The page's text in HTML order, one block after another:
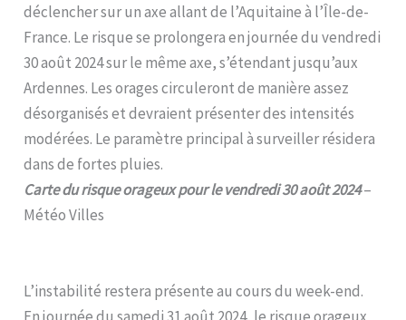
déclencher sur un axe allant de l’Aquitaine à l’Île-de-
France. Le risque se prolongera en journée du vendredi
30 août 2024 sur le même axe, s’étendant jusqu’aux
Ardennes. Les orages circuleront de manière assez
désorganisés et devraient présenter des intensités
modérées. Le paramètre principal à surveiller résidera
dans de fortes pluies.
Carte du risque orageux pour le vendredi 30 août 2024–
Météo Villes
L’instabilité restera présente au cours du week-end.